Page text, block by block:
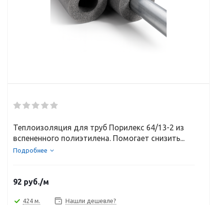
Теплоизоляция для труб Порилекс 64/13-2 из
вспененного полиэтилена. Помогает снизить...
Подробнее
92 руб./м
424 м. Нашли дешевле?